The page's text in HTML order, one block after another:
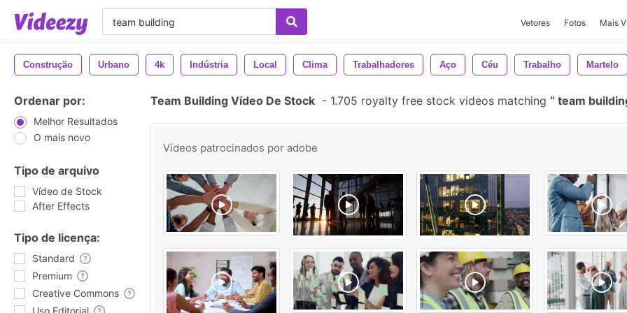
Vetores Fotos Mais
Construção Urbano 4k Indústria Local Clima Trabalhadores Aço Céu Trabalho Martelo
Ordenar por:
Melhor Resultados
O mais novo
Tipo de arquivo
Vídeo de Stock
After Effects
Tipo de licença:
Standard
Premium
Creative Commons
Uso Editorial
Team Building Vídeo De Stock - 1.705 royalty free stock videos matching team
Vídeos patrocinados por adobe